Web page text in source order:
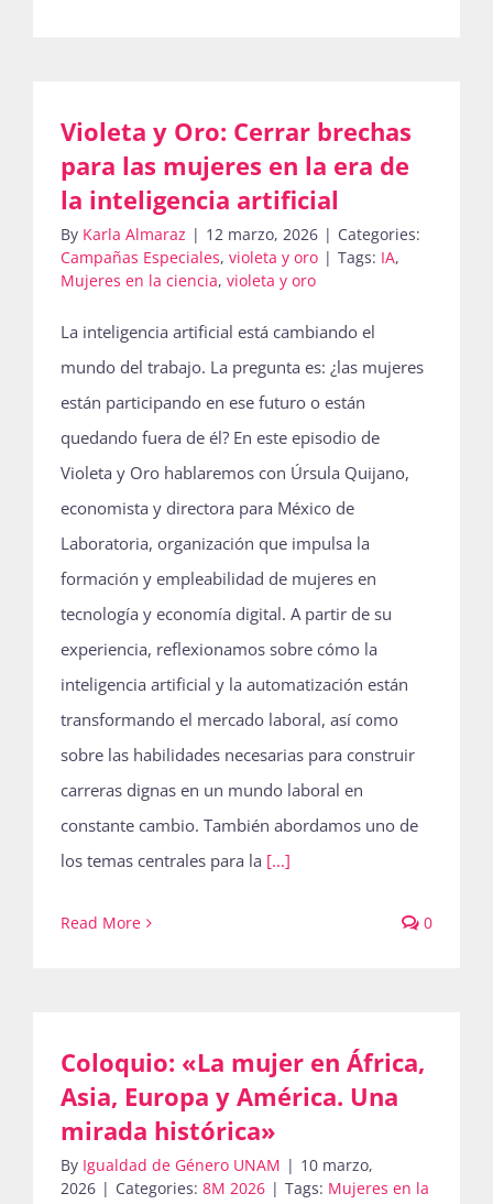
Violeta y Oro: Cerrar brechas
para las mujeres en la era de
la inteligencia artificial
By Karla Almaraz | 12 marzo, 2026 | Categories:
Campañas Especiales, violeta y oro | Tags: IA,
Mujeres en la ciencia, violeta y oro
La inteligencia artificial está cambiando el
mundo del trabajo. La pregunta es: ¿las mujeres
están participando en ese futuro o están
quedando fuera de él? En este episodio de
Violeta y Oro hablaremos con Úrsula Quijano,
economista y directora para México de
Laboratoria, organización que impulsa la
formación y empleabilidad de mujeres en
tecnología y economía digital. A partir de su
experiencia, reflexionamos sobre cómo la
inteligencia artificial y la automatización están
transformando el mercado laboral, así como
sobre las habilidades necesarias para construir
carreras dignas en un mundo laboral en
constante cambio. También abordamos uno de
los temas centrales para la [...]
Read More 0
Coloquio: «La mujer en África,
Asia, Europa y América. Una
mirada histórica»
By Igualdad de Género UNAM | 10 marzo,
2026 | Categories: 8M 2026 | Tags: Mujeres en la